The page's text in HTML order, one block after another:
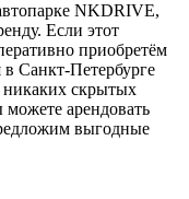
NKDRIVE,
Если этот
приобретём
в Санкт-Петербурге
никаких скрытых
арендовать
выгодные